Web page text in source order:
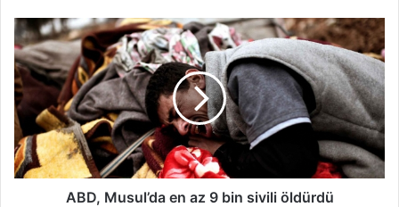
ABD, Musul’da en az 9 bin sivili öldürdü